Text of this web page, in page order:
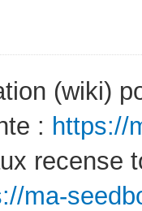
(wiki)
: https://
recense
ma-